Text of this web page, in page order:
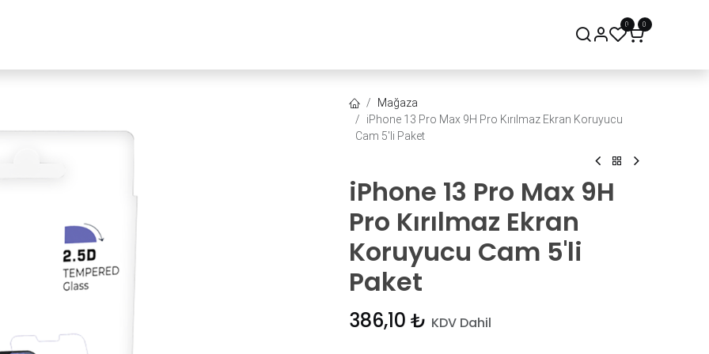
0 0
Mağaza
iPhone 13 Pro Max 9H Pro Kırılmaz Ekran Koruyucu
Cam 5'li Paket
iPhone 13 Pro Max 9H
Pro Kırılmaz Ekran
Koruyucu Cam 5'li
Paket
386,10 ₺ KDV Dahil